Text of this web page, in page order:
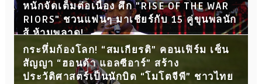
หนักจัดเต็มต่อเนื่อง ศึก "RISE OF THE WAR
RIORS" ชวนแฟนๆ มาเชียร์กับ 15 คู่ขุนพลนัก
สู้ ห้ามพลาด!
กระหึ่มก้องโลก! “สมเกียรติ” คอนเฟิร์ม เซ็น
สัญญา “ฮอนด้า แอลซีอาร์” สร้าง
ประวัติศาสตร์เป็นนักบิด “โมโตจีพี” ชาวไทย